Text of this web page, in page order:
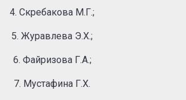
4. Скребакова М.Г.;
5. Журавлева Э.Х.;
6. Файризова Г.А.;
7. Мустафина Г.Х.